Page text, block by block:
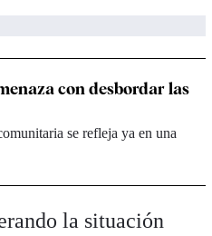
con desbordar las
se refleja ya en una
la situación